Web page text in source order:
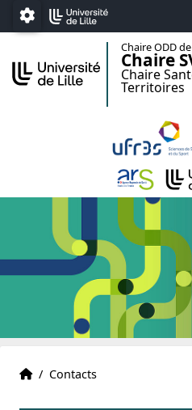
Accéder au menu principal
Accéder au contenu
Paramétrage
Chaire ODD
Chaire
Chaire
Territoires
Accueil
Accueil
/ Contacts